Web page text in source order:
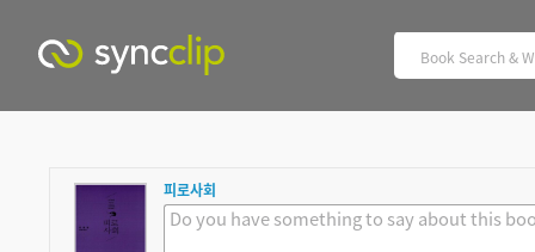
피로사회